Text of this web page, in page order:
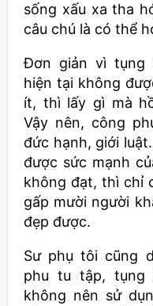
sống xấu xa tha
câu chú là có thể
Đơn giản vì tụng
hiện tại không
ít, thì lấy gì mà
Vậy nên, công
đức hạnh, giới
được sức mạnh
không đạt, thì chỉ
gấp mười người
đẹp được.
Sư phụ tôi cũng
phu tu tập, tụng
không nên sử